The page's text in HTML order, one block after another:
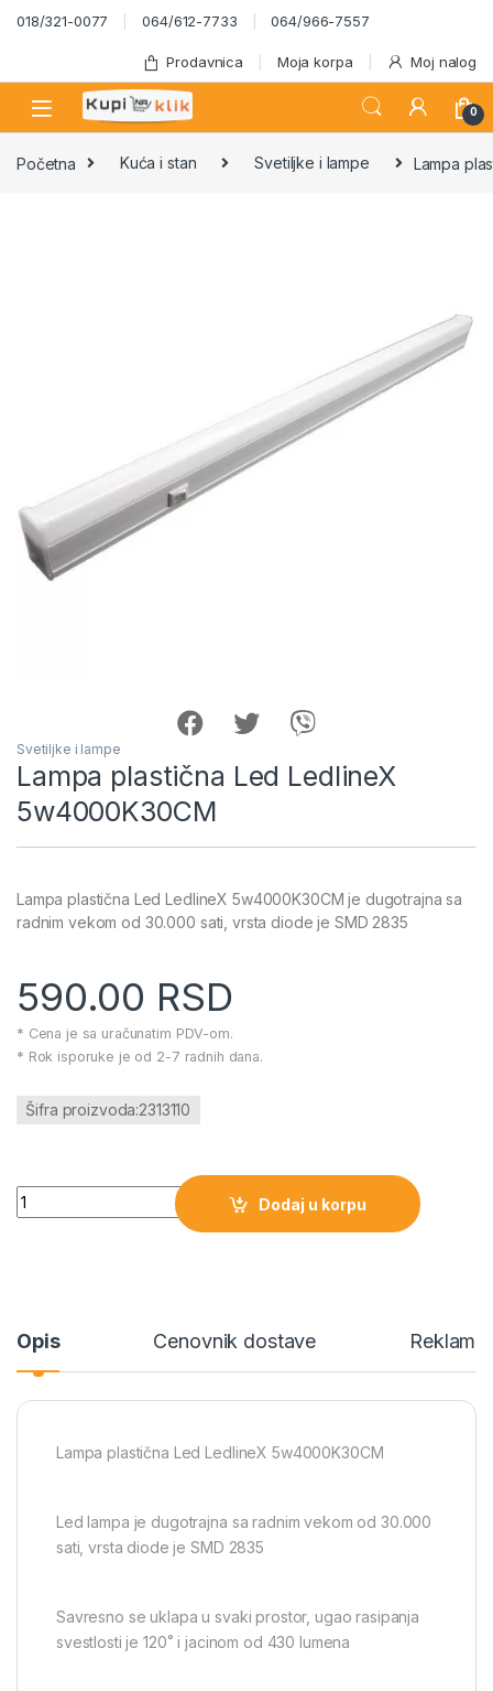
Skip to navigation
Skip to content
018/321-0077 064/612-7733 064/966-7557
Prodavnica Moja korpa Moj nalog
0
Početna Kuća i stan Svetiljke i lampe Lampa
Svetiljke i lampe
Lampa plastična Led LedlineX
5w4000K30CM
Lampa plastična Led LedlineX 5w4000K30CM je dugotrajna sa
radnim vekom od 30.000 sati, vrsta diode je SMD 2835
590.00 RSD
* Cena je sa uračunatim PDV-om.
* Rok isporuke je od 2-7 radnih dana.
Šifra proizvoda:2313110
Lampa plastična Led LedlineX 5w4000K30CM količina
Dodaj u korpu
Opis Cenovnik dostave
Lampa plastična Led LedlineX 5w4000K30CM
Led lampa je dugotrajna sa radnim vekom od 30.000
sati, vrsta diode je SMD 2835
Savresno se uklapa u svaki prostor, ugao rasipanja
svestlosti je 120˚ i jacinom od 430 lumena